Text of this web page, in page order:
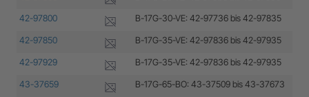
42-97800 B-17G-30-VE: 42-97736 bis 42-97835
42-97850 B-17G-35-VE: 42-97836 bis 42-97935
42-97929 B-17G-35-VE: 42-97836 bis 42-97935
43-37659 B-17G-65-BO: 43-37509 bis 43-37673